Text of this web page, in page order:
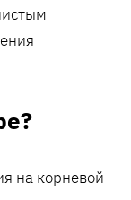
на корневой